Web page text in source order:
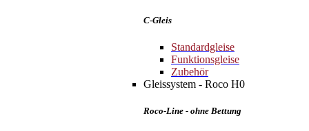
C-Gleis
Standardgleise
Funktionsgleise
Zubehör
Gleissystem - Roco H0
Roco-Line - ohne Bettung